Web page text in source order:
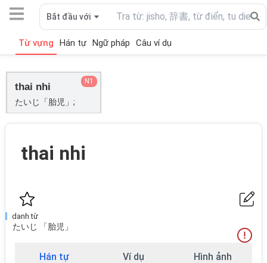
Bắt đầu với
Từ vựng Hán tự Ngữ pháp Câu ví dụ
thai nhi
たいじ「胎児」;
N1
thai nhi
danh từ
たいじ 「胎児」
Hán tự Ví dụ Hình ảnh